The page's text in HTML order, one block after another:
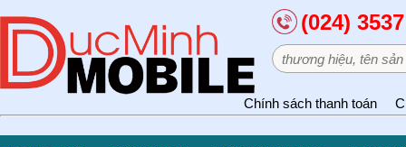
(024)
Chính sách thanh toán